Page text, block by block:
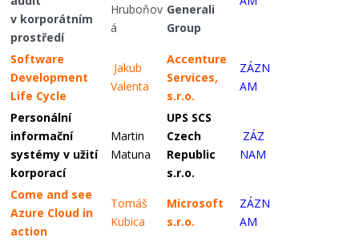
v korporátním
prostředí
Hruboňov
á
Generali
Group
Software
Development
Life Cycle
Jakub
Valenta
Accenture
Services,
s.r.o.
ZÁZN
AM
Personální
informační
systémy v užití
korporací
Martin
Matuna
UPS SCS
Czech
Republic
s.r.o.
ZÁZ
NAM
Come and see
Azure Cloud in
action
Tomáš
Kubica
Microsoft
s.r.o.
ZÁZN
AM